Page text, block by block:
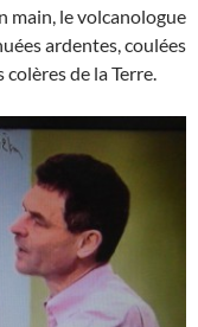
main, le volcanologue
ardentes, coulées
de la Terre.